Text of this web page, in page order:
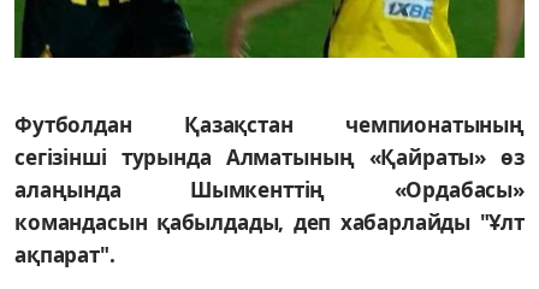
Футболдан Қазақстан чемпионатының
сегізінші турында Алматының «Қайраты» өз
алаңында Шымкенттің «Ордабасы»
командасын қабылдады, деп хабарлайды "Ұлт
ақпарат".